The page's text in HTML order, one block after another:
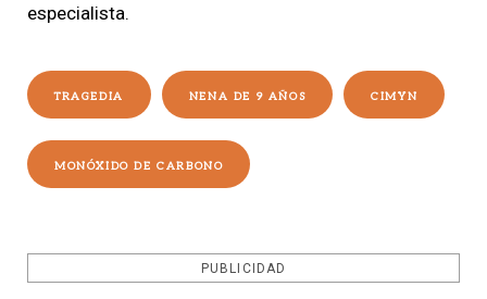
especialista.
TRAGEDIA NENA DE 9 AÑOS CIMYN
MONÓXIDO DE CARBONO
PUBLICIDAD